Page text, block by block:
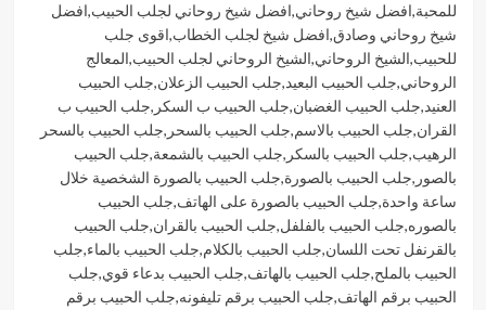
للمحبة,افضل شيخ روحاني,افضل شيخ روحاني لجلب الحبيب,افضل
شيخ روحاني وصادق,افضل شيخ لجلب الخطاب,اقوى جلب
للحبيب,الشيخ الروحاني,الشيخ الروحاني لجلب الحبيب,المعالج
الروحاني,جلب الحبيب البعيد,جلب الحبيب الزعلان,جلب الحبيب
العنيد,جلب الحبيب الغضبان,جلب الحبيب ب السكر ,جلب الحبيب ب
القران,جلب الحبيب بالاسم,جلب الحبيب بالسحر ,جلب الحبيب بالسحر
الرهيب,جلب الحبيب بالسكر ,جلب الحبيب بالشمعة,جلب الحبيب
بالصور ,جلب الحبيب بالصورة,جلب الحبيب بالصورة الشخصية خلال
ساعة واحدة,جلب الحبيب بالصورة على الهاتف,جلب الحبيب
بالصوره,جلب الحبيب بالفلفل,جلب الحبيب بالقران,جلب الحبيب
بالقرنفل تحت اللسان,جلب الحبيب بالكلام,جلب الحبيب بالماء,جلب
الحبيب بالملح,جلب الحبيب بالهاتف,جلب الحبيب بدعاء قوي,جلب
الحبيب برقم الهاتف,جلب الحبيب برقم تليفونه,جلب الحبيب برقم